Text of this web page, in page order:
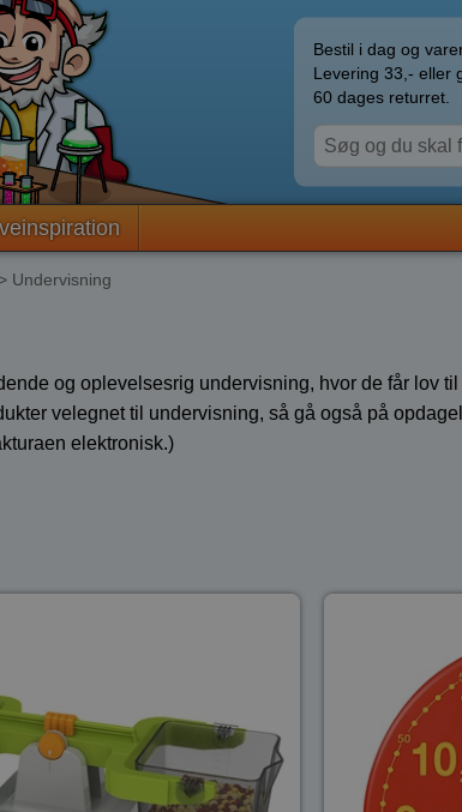
Bestil i dag og
Levering 33,- eller
60 dages returret.
> Undervisning
og oplevelsesrig undervisning, hvor de får lov til
velegnet til undervisning, så gå også på
elektronisk.)